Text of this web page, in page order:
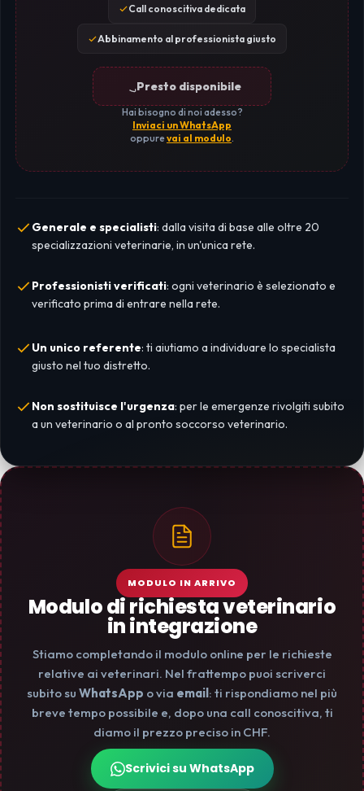
Call conoscitiva dedicata
Abbinamento al professionista giusto
Presto disponibile
Hai bisogno di noi adesso?
Inviaci un WhatsApp
oppurevai al modulo.
Generale e specialisti: dalla visita di base alle oltre 20
specializzazioni veterinarie, in un'unica rete.
Professionisti verificati: ogni veterinario è selezionato e
verificato prima di entrare nella rete.
Un unico referente: ti aiutiamo a individuare lo specialista
giusto nel tuo distretto.
Non sostituisce l'urgenza: per le emergenze rivolgiti subito
a un veterinario o al pronto soccorso veterinario.
MODULO IN ARRIVO
Modulo di richiesta veterinario
in integrazione
Stiamo completando il modulo online per le richieste
relative ai veterinari. Nel frattempo puoi scriverci
subito su WhatsApp o via email : ti rispondiamo nel più
breve tempo possibile e, dopo una call conoscitiva, ti
diamo il prezzo preciso in CHF.
Scrivici su WhatsApp